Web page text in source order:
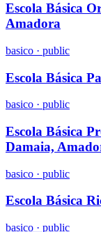
Escola Básica
Amadora
basico · public
Escola Básica
basico · public
Escola Básica
Damaia,
basico · public
Escola Básica
basico · public